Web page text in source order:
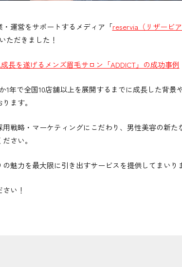
運営をサポートするメディア「reservia（リザービア
ただきました！
長を遂げるメンズ眉毛サロン「ADDICT」の成功事例
1年で全国10店舗以上を展開するまでに成長した背景
ます。
戦略・マーケティングにこだわり、男性美容の新た
さい。
魅力を最大限に引き出すサービスを提供してまいり
い！